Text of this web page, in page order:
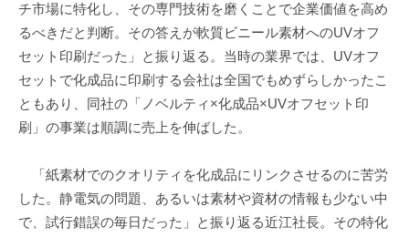
チ市場に特化し、その専門技術を磨くことで企業価値を高め
るべきだと判断。その答えが軟質ビニール素材へのUVオフ
セット印刷だった」と振り返る。当時の業界では、UVオフ
セットで化成品に印刷する会社は全国でもめずらしかったこ
ともあり、同社の「ノベルティ×化成品×UVオフセット印
刷」の事業は順調に売上を伸ばした。
「紙素材でのクオリティを化成品にリンクさせるのに苦労
した。静電気の問題、あるいは素材や資材の情報も少ない中
で、試行錯誤の毎日だった」と振り返る近江社長。その特化